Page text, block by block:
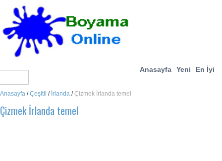
Anasayfa Yeni En İyi
Anasayfa /Çeşitli / İrlanda /Çizmek İrlanda temel
Çizmek İrlanda temel